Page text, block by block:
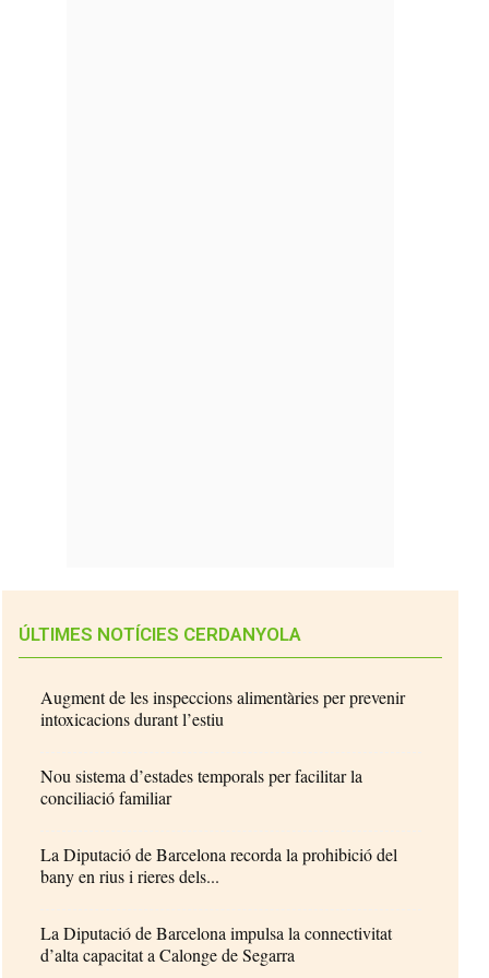
ÚLTIMES NOTÍCIES CERDANYOLA
Augment de les inspeccions alimentàries per prevenir
intoxicacions durant l’estiu
Nou sistema d’estades temporals per facilitar la
conciliació familiar
La Diputació de Barcelona recorda la prohibició del
bany en rius i rieres dels...
La Diputació de Barcelona impulsa la connectivitat
d’alta capacitat a Calonge de Segarra